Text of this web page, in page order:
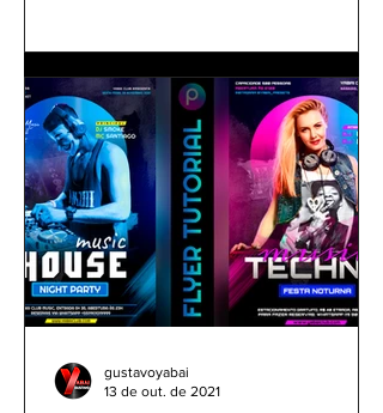
gustavoyabai
13 de out. de 2021